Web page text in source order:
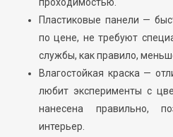
Пластиковые панели —
по цене, не требуют
службы, как правило,
Влагостойкая краска —
любит эксперименты с
нанесена правильно,
интерьер.